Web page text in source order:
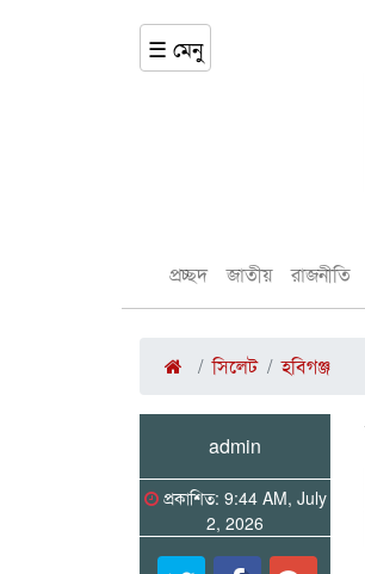
☰ মেনু
প্রচ্ছদ জাতীয় রাজনীতি
সিলেট হবিগঞ্জ
admin
প্রকাশিত: 9:44 AM, July
2, 2026